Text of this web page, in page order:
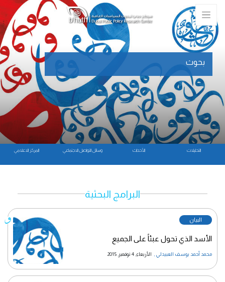
المركز الاعلامي وسائل التواصل الاجتماعي الأحداث التحليلات
بحوث
البرامج البحثية
البيان
الأسد الذي تحول عبئاً على الجميع
محمد أحمد يوسف العبيدلي الأربعاء, 4 نوفمبر, 2015